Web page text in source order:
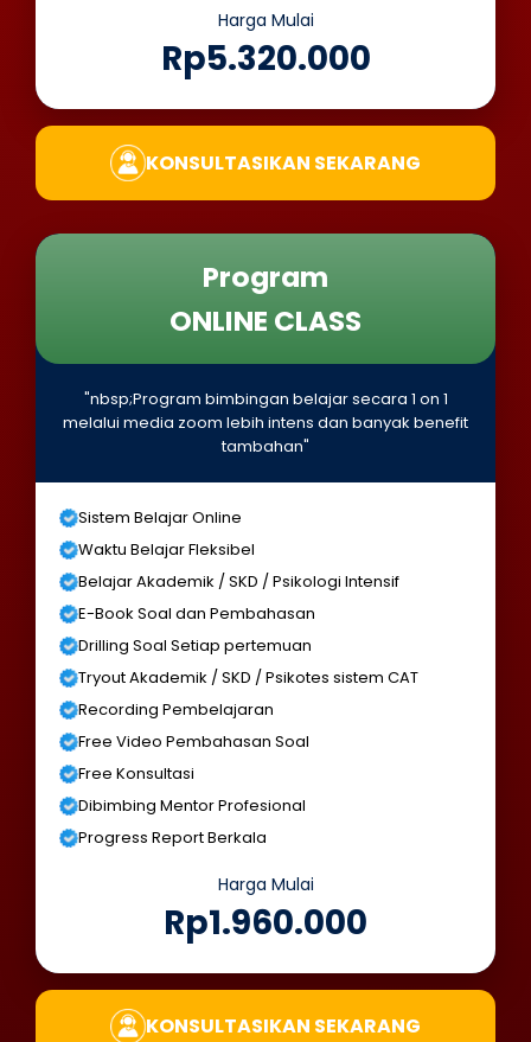
Harga Mulai
Rp5.320.000
KONSULTASIKAN SEKARANG
Program
ONLINE CLASS
"nbsp;Program bimbingan belajar secara 1 on 1
melalui media zoom lebih intens dan banyak benefit
tambahan"
Sistem Belajar Online
Waktu Belajar Fleksibel
Belajar Akademik / SKD / Psikologi Intensif
E-Book Soal dan Pembahasan
Drilling Soal Setiap pertemuan
Tryout Akademik / SKD / Psikotes sistem CAT
Recording Pembelajaran
Free Video Pembahasan Soal
Free Konsultasi
Dibimbing Mentor Profesional
Progress Report Berkala
Harga Mulai
Rp1.960.000
KONSULTASIKAN SEKARANG